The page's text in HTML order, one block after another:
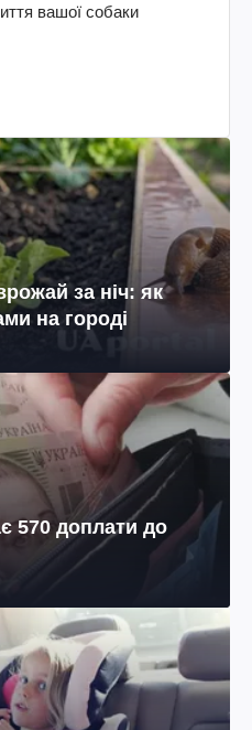
вашої собаки
за ніч: як
на городі
570 доплати до